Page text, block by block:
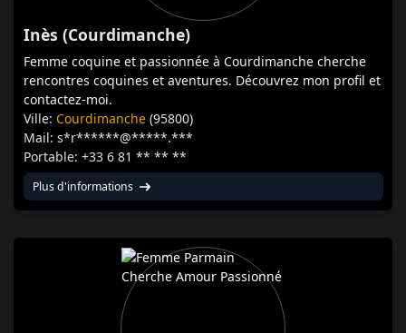
Inès (Courdimanche)
Femme coquine et passionnée à Courdimanche cherche
rencontres coquines et aventures. Découvrez mon profil et
contactez-moi.
Ville: Courdimanche (95800)
Mail: s*r******@*****.***
Portable: +33 6 81 ** ** **
Plus d'informations